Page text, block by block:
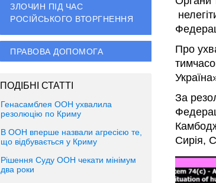
ЗЛОЧИН ПІД ЧАС
РОСІЙСЬКОГО ВТОРГНЕННЯ
ПРАВОВА ДОПОМОГА
ПОДІБНІ СТАТТІ
Генасамблея ООН ухвалила
резолюцію по Криму
В ООН вперше назвали агресією те,
що відбувається у Криму
Рішення Суду ООН чекати мінімум
два роки
Про
За
Сирія,